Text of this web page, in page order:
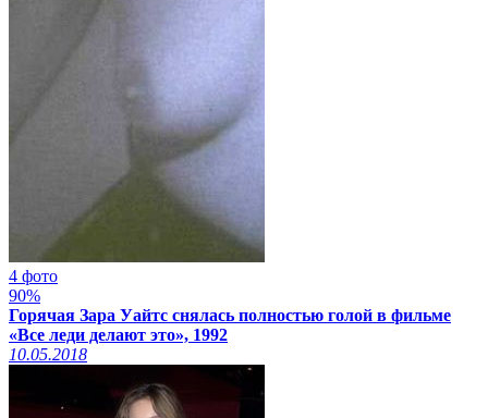
4 фото
90%
Горячая Зара Уайтс снялась полностью голой в фильме
«Все леди делают это», 1992
10.05.2018